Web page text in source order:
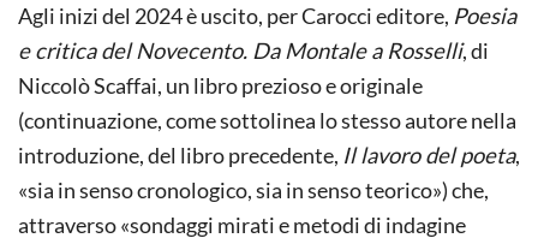
Agli inizi del 2024 è uscito, per Carocci editore, Poesia
e critica del Novecento. Da Montale a Rosselli, di
Niccolò Scaffai, un libro prezioso e originale
(continuazione, come sottolinea lo stesso autore nella
introduzione, del libro precedente, Il lavoro del poeta,
«sia in senso cronologico, sia in senso teorico») che,
attraverso «sondaggi mirati e metodi di indagine